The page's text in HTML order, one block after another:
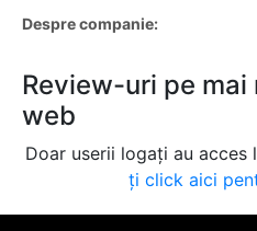
Despre companie:
Review-uri pe
web
Doar userii logați au acces
ți click aici